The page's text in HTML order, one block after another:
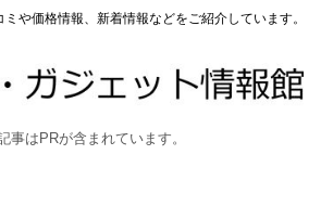
や価格情報、新着情報などをご紹介しています。
事はPRが含まれています。